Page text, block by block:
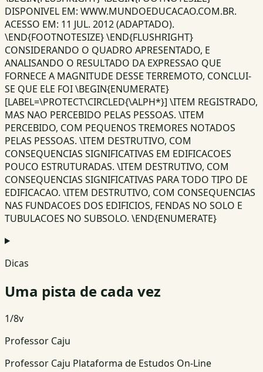
DISPONIVEL EM: WWW.MUNDOEDUCACAO.COM.BR.
ACESSO EM: 11 JUL. 2012 (ADAPTADO).
\END{FOOTNOTESIZE} \END{FLUSHRIGHT}
CONSIDERANDO O QUADRO APRESENTADO, E
ANALISANDO O RESULTADO DA EXPRESSAO QUE
FORNECE A MAGNITUDE DESSE TERREMOTO, CONCLUI-
SE QUE ELE FOI \BEGIN{ENUMERATE}
[LABEL=\PROTECT\CIRCLED{\ALPH*}] \ITEM REGISTRADO,
MAS NAO PERCEBIDO PELAS PESSOAS. \ITEM
PERCEBIDO, COM PEQUENOS TREMORES NOTADOS
PELAS PESSOAS. \ITEM DESTRUTIVO, COM
CONSEQUENCIAS SIGNIFICATIVAS EM EDIFICACOES
POUCO ESTRUTURADAS. \ITEM DESTRUTIVO, COM
CONSEQUENCIAS SIGNIFICATIVAS PARA TODO TIPO DE
EDIFICACAO. \ITEM DESTRUTIVO, COM CONSEQUENCIAS
NAS FUNDACOES DOS EDIFICIOS, FENDAS NO SOLO E
TUBULACOES NO SUBSOLO. \END{ENUMERATE}
Dicas
Uma pista de cada vez
1/8v
Professor Caju
Professor Caju Plataforma de Estudos On-Line